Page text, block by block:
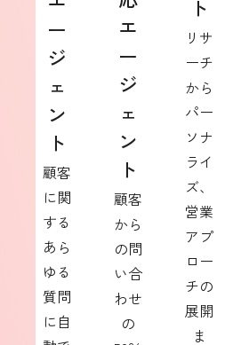
ー
ジ
ェ
ン
ト
顧客
に関
する
あら
ゆる
質問
に自
エ
ー
ジ
ェ
ン
ト
顧客
から
の問
い合
わせ
の
ト
リサ
ーチ
から
パー
ソナ
ライ
ズ、
営業
アプ
ロー
チの
展開
ま